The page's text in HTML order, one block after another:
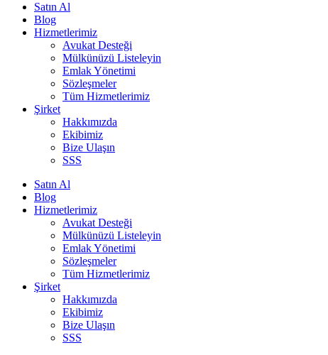
Satın Al
Blog
Hizmetlerimiz
Avukat Desteği
Mülkünüzü Listeleyin
Emlak Yönetimi
Sözleşmeler
Tüm Hizmetlerimiz
Şirket
Hakkımızda
Ekibimiz
Bize Ulaşın
SSS
Satın Al
Blog
Hizmetlerimiz
Avukat Desteği
Mülkünüzü Listeleyin
Emlak Yönetimi
Sözleşmeler
Tüm Hizmetlerimiz
Şirket
Hakkımızda
Ekibimiz
Bize Ulaşın
SSS